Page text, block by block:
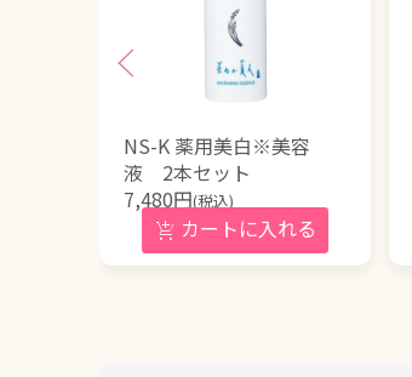
NS-K 薬用美白※美容
液 2本セット
7,480円(税込)